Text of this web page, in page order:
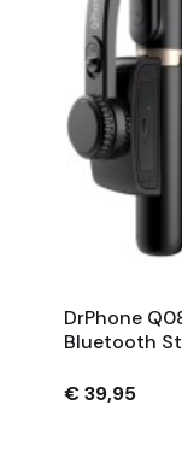
DrPhone
Bluetooth
€ 39,95